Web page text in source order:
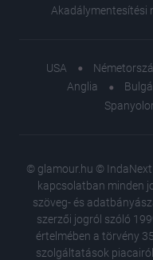
Akadálymentesítési
USA
Anglia
© glamour.hu ©
kapcsolatban minden
szöveg- és
szerzői jogról szóló
értelmében a törvény
szolgáltatások